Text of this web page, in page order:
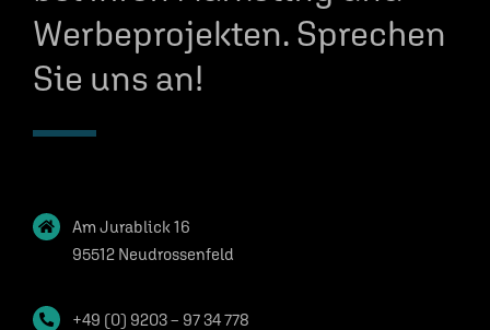
Werbeprojekten. Sprechen
Sie uns an!
Am Jurablick 16
95512 Neudrossenfeld
+49 (0) 9203 – 97 34 778